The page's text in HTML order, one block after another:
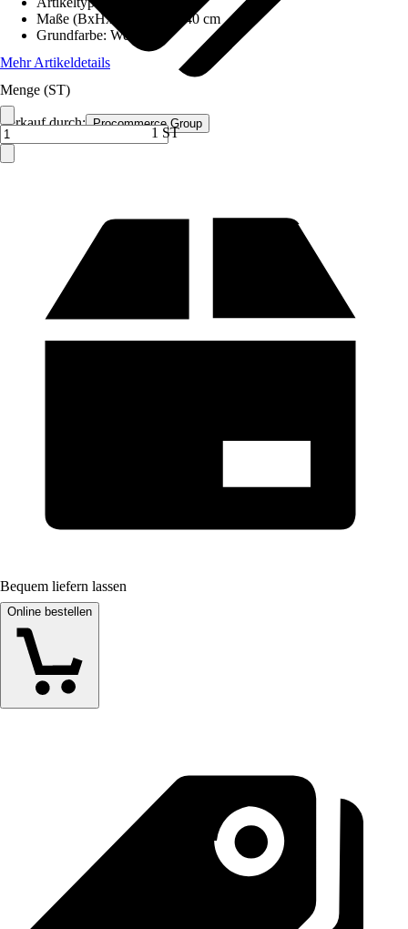
Verkauf durch: Procommerce Group
Maße (BxHxT)
140x90x40 cm
Grundfarbe: Weiß
Mehr Artikeldetails
Menge (ST)
1 ST
Bequem liefern lassen
Online bestellen